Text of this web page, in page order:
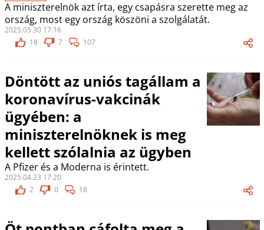
A miniszterelnök azt írta, egy csapásra szerette meg az
ország, most egy ország köszöni a szolgálatát.
2025.05.30 17:16
18
7 107
Döntött az uniós tagállam a
koronavírus-vakcinák
ügyében: a
miniszterelnöknek is meg
kellett szólalnia az ügyben
A Pfizer és a Moderna is érintett.
2025.04.23 17:20
2
0 18